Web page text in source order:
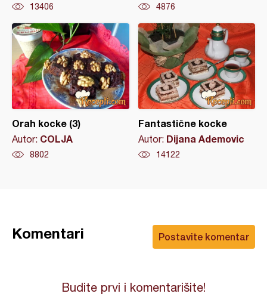
13406 4876
Orah kocke (3)
Autor: COLJA
8802
Fantastične kocke
Autor: Dijana Ademovic
14122
Postavite komentar
Komentari
Budite prvi i komentarišite!